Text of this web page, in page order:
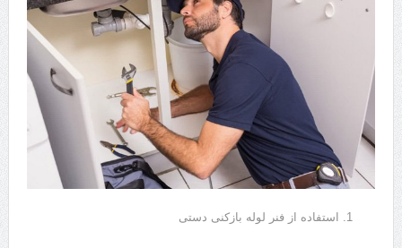
استفاده از فنر لوله بازکنی دستی